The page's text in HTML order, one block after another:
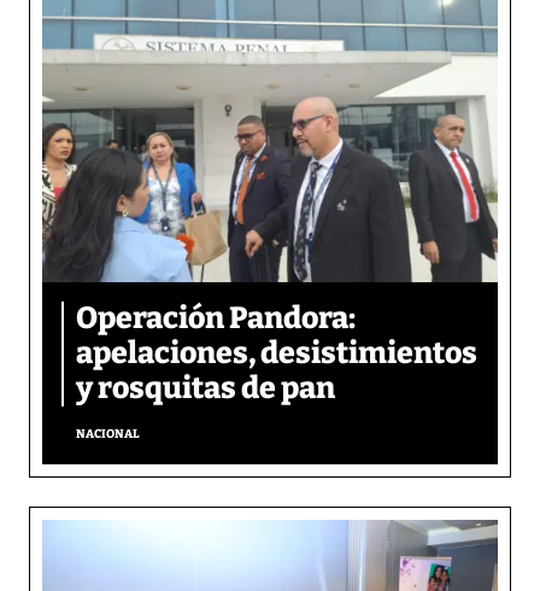
Operación Pandora:
apelaciones, desistimientos
y rosquitas de pan
NACIONAL